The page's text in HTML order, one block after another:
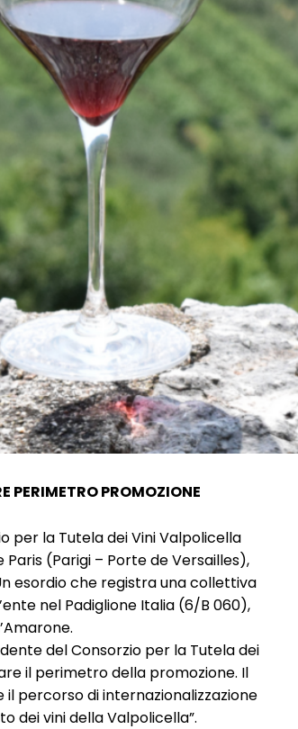
PERIMETRO PROMOZIONE
per la Tutela dei Vini Valpolicella
(Parigi – Porte de Versailles),
esordio che registra una collettiva
nel Padiglione Italia (6/B 060),
del Consorzio per la Tutela dei
il perimetro della promozione. Il
percorso di internazionalizzazione
dei vini della Valpolicella”.